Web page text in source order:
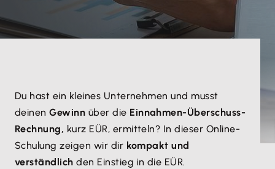
Du hast ein kleines Unternehmen und musst
deinenGewinn über die Einnahmen-Überschuss-
Rechnung, kurz EÜR, ermitteln? In dieser Online-
Schulung zeigen wir dir kompakt und
verständlich den Einstieg in die EÜR.